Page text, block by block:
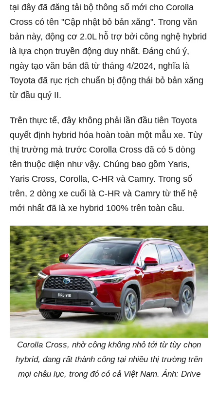
tại đây đã đăng tải bộ thông số mới cho Corolla
Cross có tên "Cập nhật bỏ bản xăng". Trong văn
bản này, động cơ 2.0L hỗ trợ bởi công nghệ hybrid
là lựa chọn truyền động duy nhất. Đáng chú ý,
ngày tạo văn bản đã từ tháng 4/2024, nghĩa là
Toyota đã rục rịch chuẩn bị động thái bỏ bản xăng
từ đầu quý II.
Trên thực tế, đây không phải lần đầu tiên Toyota
quyết định hybrid hóa hoàn toàn một mẫu xe. Tùy
thị trường mà trước Corolla Cross đã có 5 dòng
tên thuộc diện như vậy. Chúng bao gồm Yaris,
Yaris Cross, Corolla, C-HR và Camry. Trong số
trên, 2 dòng xe cuối là C-HR và Camry từ thế hệ
mới nhất đã là xe hybrid 100% trên toàn cầu.
Corolla Cross, nhờ công không nhỏ tới từ tùy chọn
hybrid, đang rất thành công tại nhiều thị trường trên
mọi châu lục, trong đó có cả Việt Nam. Ảnh: Drive